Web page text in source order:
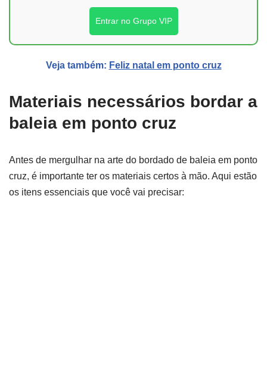
Entrar no Grupo VIP
Veja também: Feliz natal em ponto cruz
Materiais necessários bordar a
baleia em ponto cruz
Antes de mergulhar na arte do bordado de baleia em ponto
cruz, é importante ter os materiais certos à mão. Aqui estão
os itens essenciais que você vai precisar: